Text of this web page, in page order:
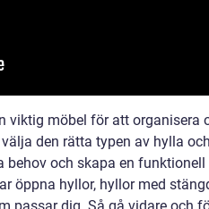
viktig möbel för att organisera
den rätta typen av hylla
behov och skapa en funktionell
öppna hyllor, hyllor med